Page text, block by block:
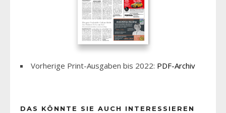
Vorherige Print-Ausgaben bis 2022: PDF-Archiv
DAS KÖNNTE SIE AUCH INTERESSIEREN